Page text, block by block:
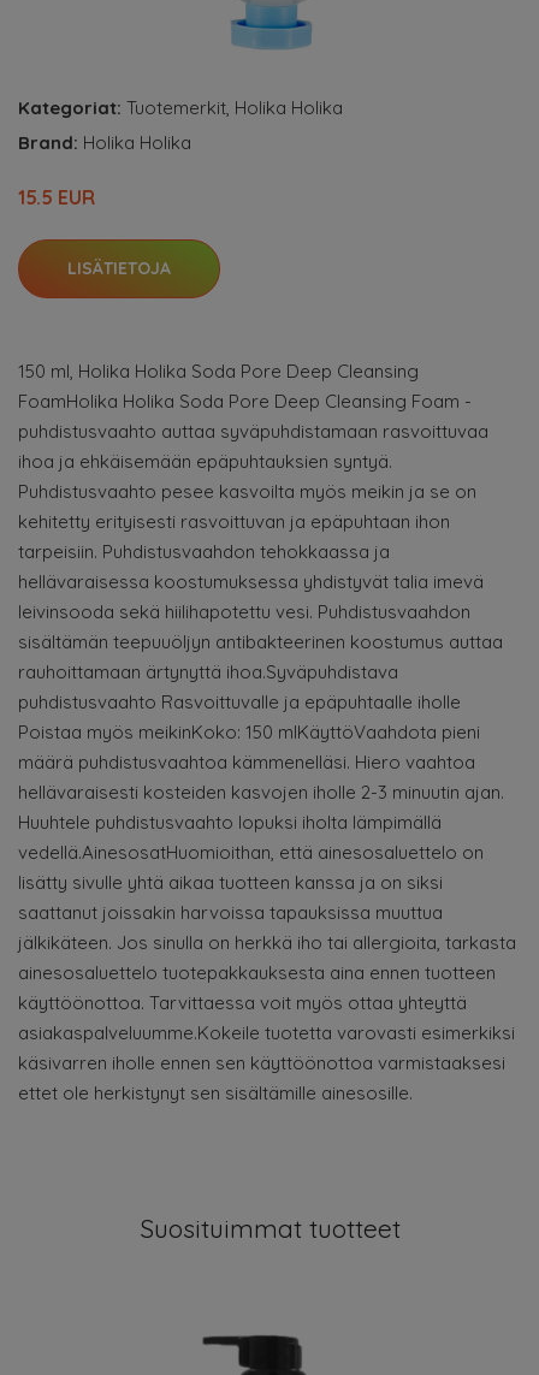
Kategoriat: Tuotemerkit, Holika Holika
Brand: Holika Holika
15.5 EUR
LISÄTIETOJA
150 ml, Holika Holika Soda Pore Deep Cleansing
FoamHolika Holika Soda Pore Deep Cleansing Foam -
puhdistusvaahto auttaa syväpuhdistamaan rasvoittuvaa
ihoa ja ehkäisemään epäpuhtauksien syntyä.
Puhdistusvaahto pesee kasvoilta myös meikin ja se on
kehitetty erityisesti rasvoittuvan ja epäpuhtaan ihon
tarpeisiin. Puhdistusvaahdon tehokkaassa ja
hellävaraisessa koostumuksessa yhdistyvät talia imevä
leivinsooda sekä hiilihapotettu vesi. Puhdistusvaahdon
sisältämän teepuuöljyn antibakteerinen koostumus auttaa
rauhoittamaan ärtynyttä ihoa.Syväpuhdistava
puhdistusvaahto Rasvoittuvalle ja epäpuhtaalle iholle
Poistaa myös meikinKoko: 150 mlKäyttöVaahdota pieni
määrä puhdistusvaahtoa kämmenelläsi. Hiero vaahtoa
hellävaraisesti kosteiden kasvojen iholle 2-3 minuutin ajan.
Huuhtele puhdistusvaahto lopuksi iholta lämpimällä
vedellä.AinesosatHuomioithan, että ainesosaluettelo on
lisätty sivulle yhtä aikaa tuotteen kanssa ja on siksi
saattanut joissakin harvoissa tapauksissa muuttua
jälkikäteen. Jos sinulla on herkkä iho tai allergioita, tarkasta
ainesosaluettelo tuotepakkauksesta aina ennen tuotteen
käyttöönottoa. Tarvittaessa voit myös ottaa yhteyttä
asiakaspalveluumme.Kokeile tuotetta varovasti esimerkiksi
käsivarren iholle ennen sen käyttöönottoa varmistaaksesi
ettet ole herkistynyt sen sisältämille ainesosille.
Suosituimmat tuotteet